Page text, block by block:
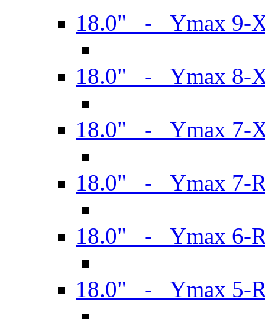
18.0" - Ymax 9-
18.0" - Ymax 8-
18.0" - Ymax 7-
18.0" - Ymax 7-
18.0" - Ymax 6-
18.0" - Ymax 5-